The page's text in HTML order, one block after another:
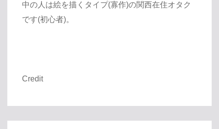
中の人は絵を描くタイプ(寡作)の関西在住オタク
です(初心者)。
Credit